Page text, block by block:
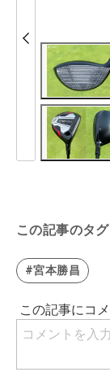
この記事のタグ
#宮本勝昌